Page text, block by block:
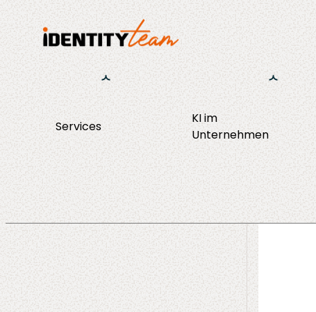
Services
KI im
Unternehmen
KI Strategie &